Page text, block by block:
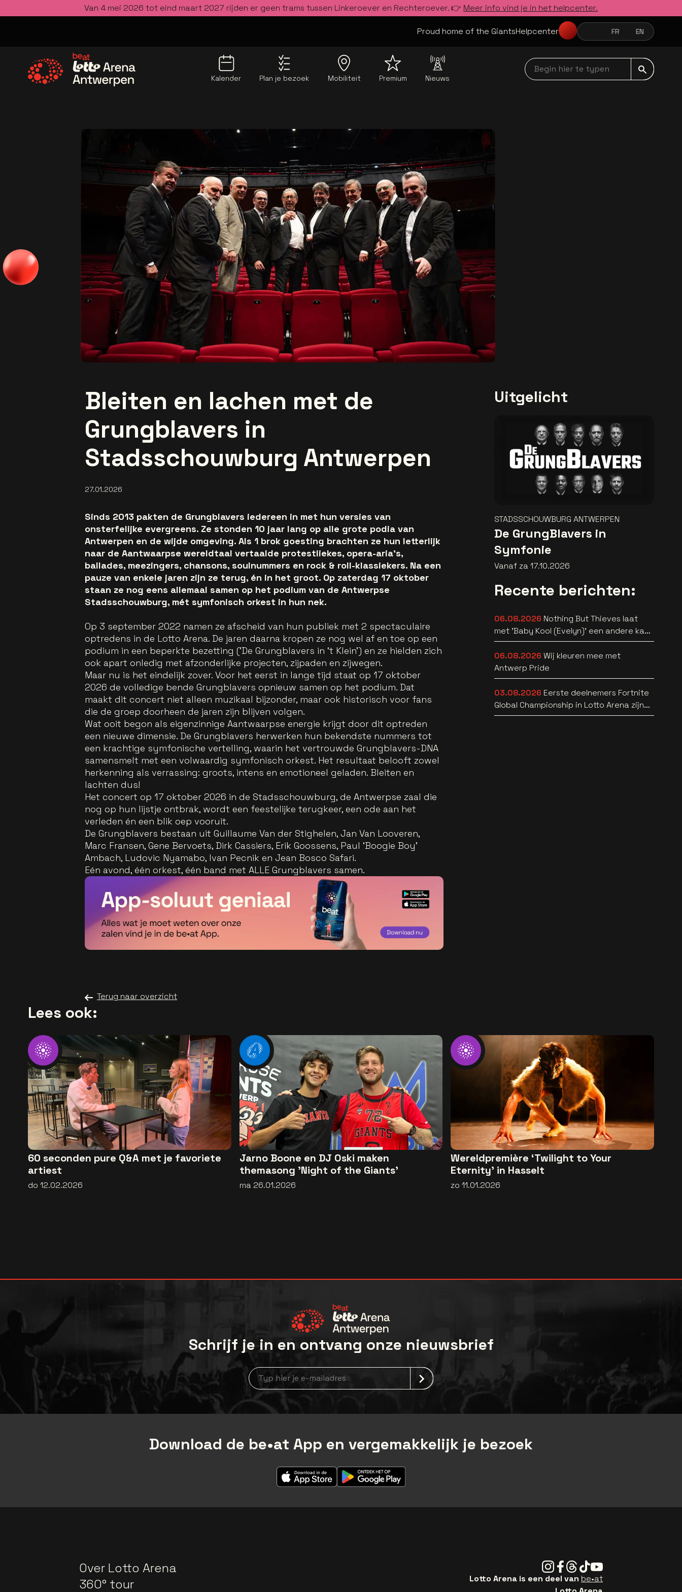
Van 4 mei 2026 tot eind maart 2027 rijden er geen trams tussen Linkeroever en Rechteroever. 👉 Meer info vind je in het helpcenter.
Proud home of the GiantsHelpcenter NEDERLANDSFRANÇAIS
FR ENGLISH
EN
Kalender Plan je bezoek Mobiliteit Premium Nieuws
Begin hier te typen navbar
Bleiten en lachen met de
Grungblavers in
Stadsschouwburg Antwerpen
27.01.2026
Sinds 2013 pakten de Grungblavers iedereen in met hun versies van
onsterfelijke evergreens. Ze stonden 10 jaar lang op alle grote podia van
Antwerpen en de wijde omgeving. Als 1 brok goesting brachten ze hun letterlijk
naar de Aantwaarpse wereldtaal vertaalde protestliekes, opera-aria’s,
ballades, meezingers, chansons, soulnummers en rock & roll-klassiekers. Na een
pauze van enkele jaren zijn ze terug, én in het groot. Op zaterdag 17 oktober
staan ze nog eens allemaal samen op het podium van de Antwerpse
Stadsschouwburg, mét symfonisch orkest in hun nek.
Op 3 september 2022 namen ze afscheid van hun publiek met 2 spectaculaire
optredens in de Lotto Arena. De jaren daarna kropen ze nog wel af en toe op een
podium in een beperkte bezetting ('De Grungblavers in ‘t Klein') en ze hielden zich
ook apart onledig met afzonderlijke projecten, zijpaden en zijwegen.
Maar nu is het eindelijk zover. Voor het eerst in lange tijd staat op 17 oktober
2026 de volledige bende Grungblavers opnieuw samen op het podium. Dat
maakt dit concert niet alleen muzikaal bijzonder, maar ook historisch voor fans
die de groep doorheen de jaren zijn blijven volgen.
Wat ooit begon als eigenzinnige Aantwaarpse energie krijgt door dit optreden
een nieuwe dimensie. De Grungblavers herwerken hun bekendste nummers tot
een krachtige symfonische vertelling, waarin het vertrouwde Grungblavers-DNA
samensmelt met een volwaardig symfonisch orkest. Het resultaat belooft zowel
herkenning als verrassing: groots, intens en emotioneel geladen. Bleiten en
lachten dus!
Het concert op 17 oktober 2026 in de Stadsschouwburg, de Antwerpse zaal die
nog op hun lijstje ontbrak, wordt een feestelijke terugkeer, een ode aan het
verleden én een blik oep vooruit.
De Grungblavers bestaan uit Guillaume Van der Stighelen, Jan Van Looveren,
Marc Fransen, Gene Bervoets, Dirk Cassiers, Erik Goossens, Paul ‘Boogie Boy’
Ambach, Ludovic Nyamabo, Ivan Pecnik en Jean Bosco Safari.
Eén avond, één orkest, één band met ALLE Grungblavers samen.
Terug naar overzicht
Uitgelicht
STADSSCHOUWBURG ANTWERPEN
De GrungBlavers in
Symfonie
Vanaf za 17.10.2026
Recente berichten:
06.08.2026 Nothing But Thieves laat
met 'Baby Kool (Evelyn)' een andere kant
van zich horen [video]
06.08.2026 Wij kleuren mee met
Antwerp Pride
03.08.2026 Eerste deelnemers Fortnite
Global Championship in Lotto Arena zijn
bekend
Lees ook:
60 seconden pure Q&A met je favoriete
artiest
do 12.02.2026
Jarno Boone en DJ Oski maken
themasong 'Night of the Giants'
ma 26.01.2026
Wereldpremière ‘Twilight to Your
Eternity’ in Hasselt
zo 11.01.2026
Schrijf je in en ontvang onze nieuwsbrief
Nieuwsbrief aanmelding
Download de be•at App en vergemakkelijk je bezoek
Over Lotto Arena
360° tour
Instagram
Facebook
Threads
TiktokYoutube
Lotto Arena is een deel van be•at